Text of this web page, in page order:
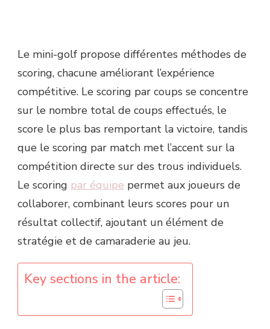
Le mini-golf propose différentes méthodes de
scoring, chacune améliorant l’expérience
compétitive. Le scoring par coups se concentre
sur le nombre total de coups effectués, le
score le plus bas remportant la victoire, tandis
que le scoring par match met l’accent sur la
compétition directe sur des trous individuels.
Le scoring par équipe permet aux joueurs de
collaborer, combinant leurs scores pour un
résultat collectif, ajoutant un élément de
stratégie et de camaraderie au jeu.
Key sections in the article: